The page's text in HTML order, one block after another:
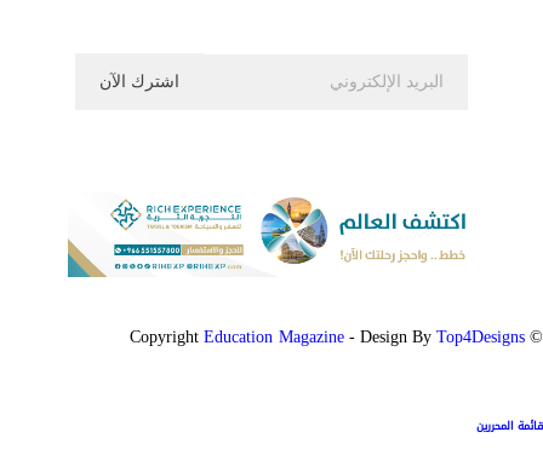
© Copyright
Education Magazine - Design By Top4Designs
قائمة المحررين